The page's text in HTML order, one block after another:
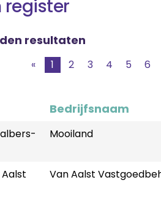
register
resultaten
« 1 2 3 4 5 6
Bedrijfsnaam
Mooiland
Van Aalst